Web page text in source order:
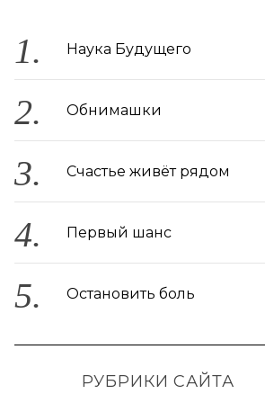
Наука Будущего
Обнимашки
Счастье живёт рядом
Первый шанс
Остановить боль
РУБРИКИ САЙТА